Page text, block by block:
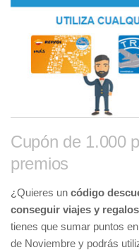
Cupón de 1.000
premios
¿Quieres un código
conseguir viajes y
tienes que sumar puntos
de Noviembre y podrás